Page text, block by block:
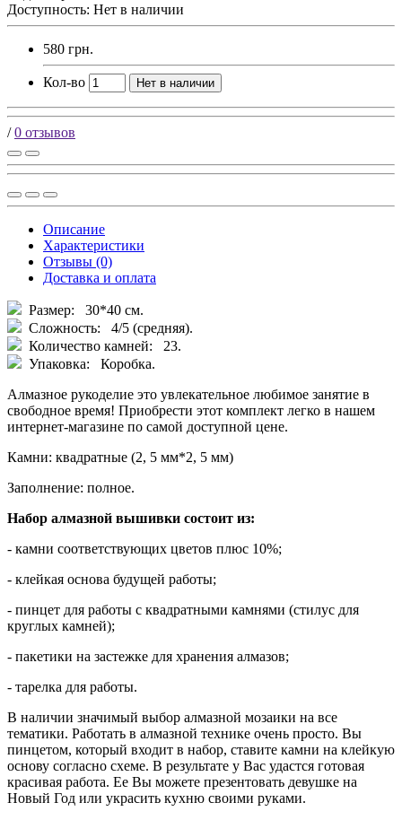
Доступность: Нет в наличии
580 грн.
Кол-во Нет в наличии
/0 отзывов
Описание
Характеристики
Отзывы (0)
Доставка и оплата
Размер: 30*40 см.
Сложность: 4/5 (средняя).
Количество камней: 23.
Упаковка: Коробка.
Алмазное рукоделие это увлекательное любимое занятие в
свободное время! Приобрести этот комплект легко в нашем
интернет-магазине по самой доступной цене.
Камни: квадратные (2, 5 мм*2, 5 мм)
Заполнение: полное.
Набор алмазной вышивки состоит из:
- камни соответствующих цветов плюс 10%;
- клейкая основа будущей работы;
- пинцет для работы с квадратными камнями (стилус для
круглых камней);
- пакетики на застежке для хранения алмазов;
- тарелка для работы.
В наличии значимый выбор алмазной мозаики на все
тематики. Работать в алмазной технике очень просто. Вы
пинцетом, который входит в набор, ставите камни на клейкую
основу согласно схеме. В результате у Вас удастся готовая
красивая работа. Ее Вы можете презентовать девушке на
Новый Год или украсить кухню своими руками.